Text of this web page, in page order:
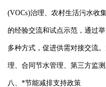
(VOCs)治理、农村生活污水收
的经验交流和试点示范，通过
多种方式，促进供需对接交流
理、合同节水管理、第三方监
八、*节能减排支持政策